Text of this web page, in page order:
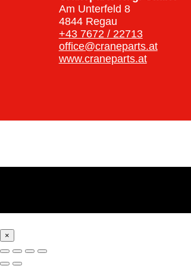
Am Unterfeld 8
4844 Regau
+43 7672 / 22713
office@craneparts.at
www.craneparts.at
×